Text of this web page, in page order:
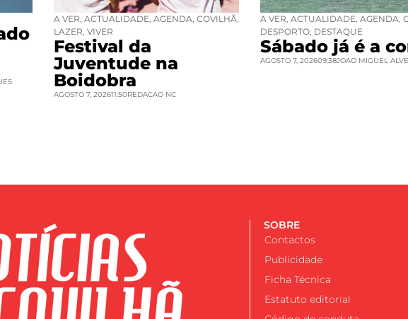
A VER, ACTUALIDADE, AGENDA, COVILHÃ,
LAZER, VIVER
Festival da
Juventude na
Boidobra
AGOSTO 7, 202611:50REDACAO NC
A VER, ACTUALIDADE, AGENDA,
DESPORTO, DESTAQUE
Sábado já é a
AGOSTO 7, 202609:38JOAO MIGUEL
SOBRE
Contactos
Publicidade
Ficha Técnica
Estatuto editorial